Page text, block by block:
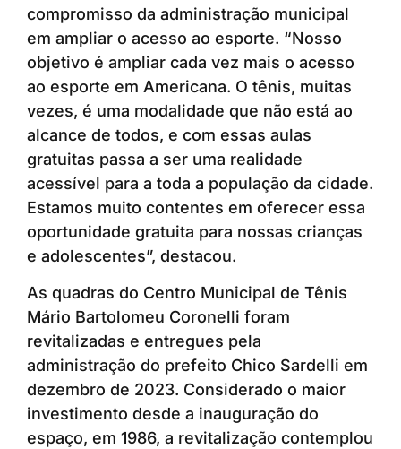
compromisso da administração municipal
em ampliar o acesso ao esporte. “Nosso
objetivo é ampliar cada vez mais o acesso
ao esporte em Americana. O tênis, muitas
vezes, é uma modalidade que não está ao
alcance de todos, e com essas aulas
gratuitas passa a ser uma realidade
acessível para a toda a população da cidade.
Estamos muito contentes em oferecer essa
oportunidade gratuita para nossas crianças
e adolescentes”, destacou.
As quadras do Centro Municipal de Tênis
Mário Bartolomeu Coronelli foram
revitalizadas e entregues pela
administração do prefeito Chico Sardelli em
dezembro de 2023. Considerado o maior
investimento desde a inauguração do
espaço, em 1986, a revitalização contemplou